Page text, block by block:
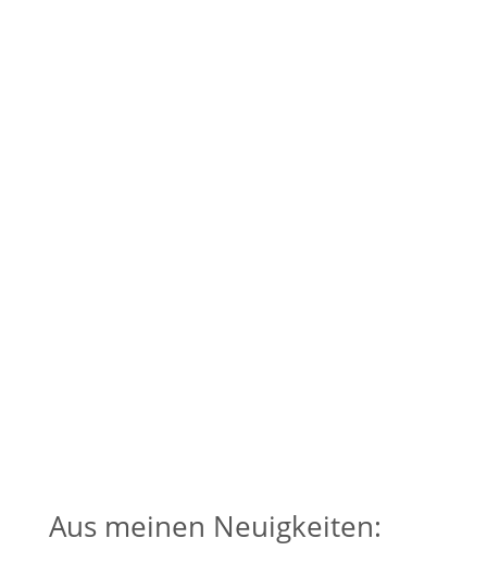
Aus meinen Neuigkeiten: